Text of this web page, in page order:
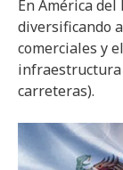
En América
diversificando
comerciales y
carreteras).